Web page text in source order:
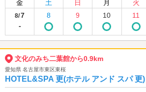
金
土 日 月 火
8/7
-
8 9 10 11
文化のみち二葉館から0.9km
愛知県 名古屋市東区東桜
HOTEL&SPA 更(ホテル アンド スパ 更)